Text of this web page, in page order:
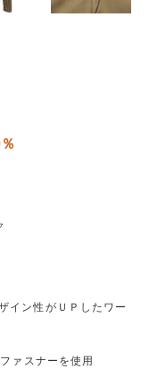
イン性がＵＰしたワー
ァスナーを使用